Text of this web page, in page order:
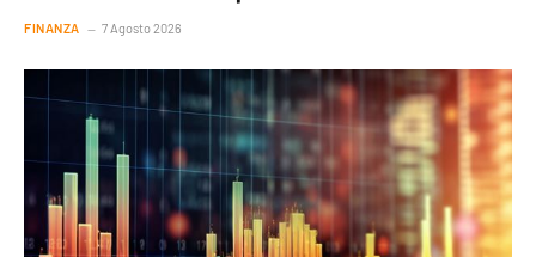
FINANZA 7 Agosto 2026